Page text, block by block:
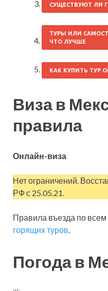
СУЩЕСТВУЮТ ЛИ
ТУРЫ ИЛИ
ЧТО ЛУЧШЕ
КАК КУПИТЬ ТУР
Виза в
правила
Онлайн-виза
Нет ограничений.
РФ с 25.05.21.
Правила въезда по
горящих туров.
Погода в